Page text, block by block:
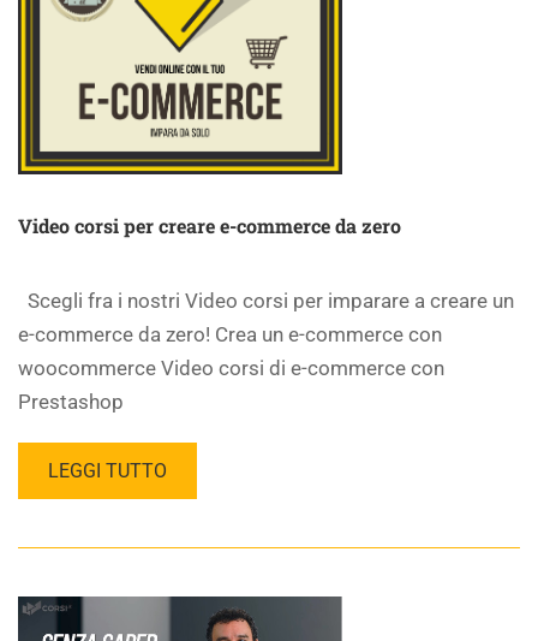
Video corsi per creare e-commerce da zero
Scegli fra i nostri Video corsi per imparare a creare un
e-commerce da zero! Crea un e-commerce con
woocommerce Video corsi di e-commerce con
Prestashop
LEGGI TUTTO